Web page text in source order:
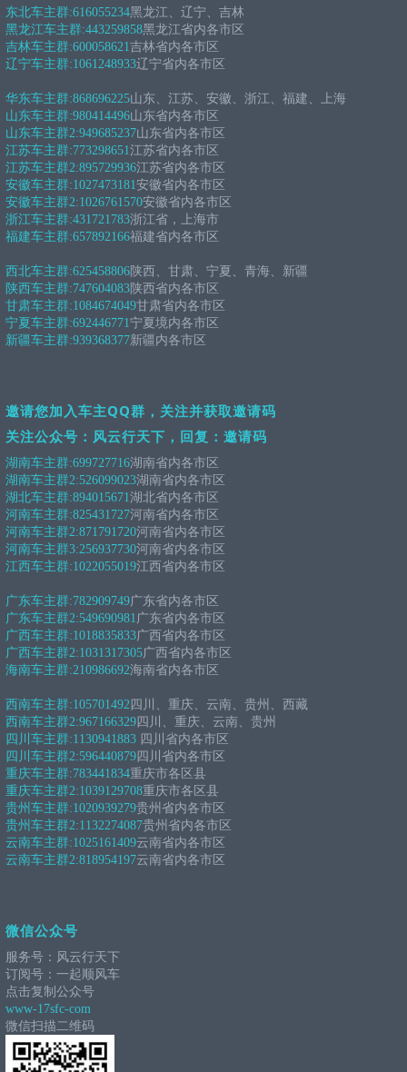
东北车主群:616055234黑龙江、辽宁、吉林
黑龙江车主群:443259858黑龙江省内各市区
吉林车主群:600058621吉林省内各市区
辽宁车主群:1061248933辽宁省内各市区
华东车主群:868696225山东、江苏、安徽、浙江、福建、上海
山东车主群:980414496山东省内各市区
山东车主群2:949685237山东省内各市区
江苏车主群:773298651江苏省内各市区
江苏车主群2:895729936江苏省内各市区
安徽车主群:1027473181安徽省内各市区
安徽车主群2:1026761570安徽省内各市区
浙江车主群:431721783浙江省，上海市
福建车主群:657892166福建省内各市区
西北车主群:625458806陕西、甘肃、宁夏、青海、新疆
陕西车主群:747604083陕西省内各市区
甘肃车主群:1084674049甘肃省内各市区
宁夏车主群:692446771宁夏境内各市区
新疆车主群:939368377新疆内各市区
邀请您加入车主QQ群，关注并获取邀请码
关注公众号：风云行天下，回复：邀请码
湖南车主群:699727716湖南省内各市区
湖南车主群2:526099023湖南省内各市区
湖北车主群:894015671湖北省内各市区
河南车主群:825431727河南省内各市区
河南车主群2:871791720河南省内各市区
河南车主群3:256937730河南省内各市区
江西车主群:1022055019江西省内各市区
广东车主群:782909749广东省内各市区
广东车主群2:549690981广东省内各市区
广西车主群:1018835833广西省内各市区
广西车主群2:1031317305广西省内各市区
海南车主群:210986692海南省内各市区
西南车主群:105701492 四川、重庆、云南、贵州、西藏
西南车主群2:967166329 四川、重庆、云南、贵州
四川车主群:1130941883 四川省内各市区
四川车主群2:596440879 四川省内各市区
重庆车主群:783441834重庆市各区县
重庆车主群2:1039129708重庆市各区县
贵州车主群:1020939279贵州省内各市区
贵州车主群2:1132274087贵州省内各市区
云南车主群:1025161409云南省内各市区
云南车主群2:818954197云南省内各市区
微信公众号
服务号：风云行天下
订阅号：一起顺风车
点击复制公众号
www-17sfc-com
微信扫描二维码